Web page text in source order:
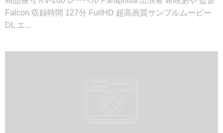
Falcon 収録時間 127分 FullHD 超高画質サンプルムービー
DL エ...